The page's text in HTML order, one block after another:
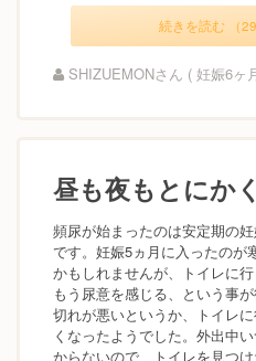
続きを読む （
SHIZUEMONさん ( 妊娠6ヶ
昼も夜もとにか
頻尿が始まったのは安定期の
です。妊娠5ヵ月に入ったのが
かもしれませんが、トイレに
もう尿意を感じる、という事
切れが悪いというか、トイレ
くなったようでした。外出中
からないので、トイレを見つ